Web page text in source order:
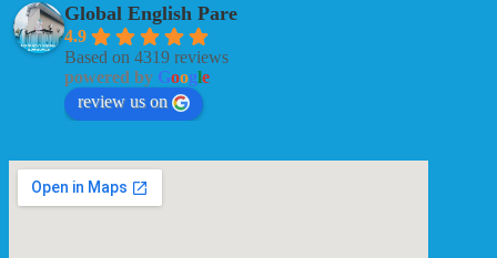
Global English Pare
4.9
Based on 4319 reviews
powered by Google
review us on